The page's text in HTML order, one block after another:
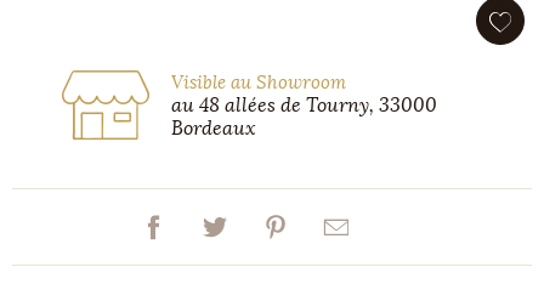
Visible au Showroom
au 48 allées de Tourny, 33000
Bordeaux